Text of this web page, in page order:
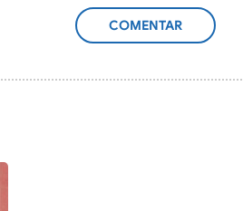
ADICIONAR